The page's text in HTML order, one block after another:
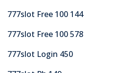
777slot Free 100 144
777slot Free 100 578
777slot Login 450